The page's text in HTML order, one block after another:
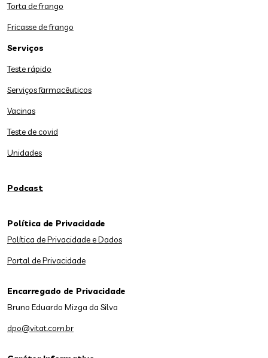
Torta de frango
Fricasse de frango
Serviços
Teste rápido
Serviços farmacêuticos
Vacinas
Teste de covid
Unidades
Podcast
Política de Privacidade
Política de Privacidade e Dados
Portal de Privacidade
Encarregado de Privacidade
Bruno Eduardo Mizga da Silva
dpo@vitat.com.br